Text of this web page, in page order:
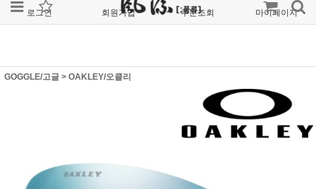
로그인 회원가입 주문조회 마이페이지
GOGGLE/고글 > OAKLEY/오클리